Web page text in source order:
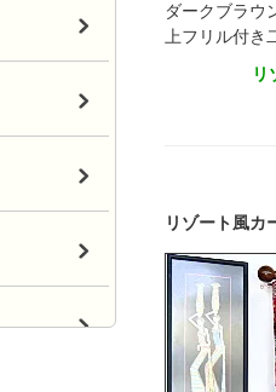
ダークブラウ
上フリル付き
リ
リゾート風カ